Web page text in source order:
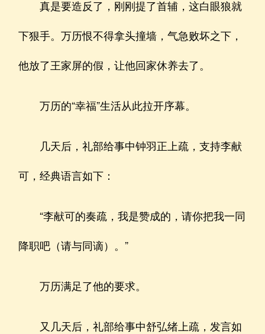
真是要造反了，刚刚提了首辅，这白眼狼就
下狠手。万历恨不得拿头撞墙，气急败坏之下，
他放了王家屏的假，让他回家休养去了。
万历的“幸福”生活从此拉开序幕。
几天后，礼部给事中钟羽正上疏，支持李献
可，经典语言如下：
“李献可的奏疏，我是赞成的，请你把我一同
降职吧（请与同谪）。”
万历满足了他的要求。
又几天后，礼部给事中舒弘绪上疏，发言如